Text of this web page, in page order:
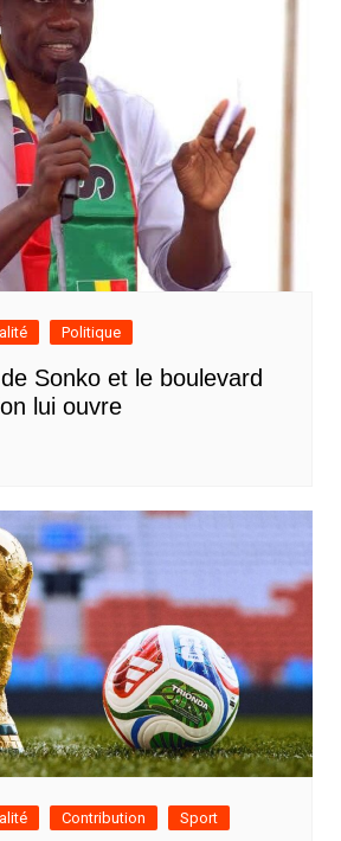
Politique
Sonko et le boulevard
lui ouvre
Contribution Sport